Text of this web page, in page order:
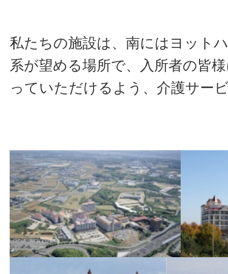
私たちの施設は、南にはヨット
系が望める場所で、入所者の皆
っていただけるよう、介護サー